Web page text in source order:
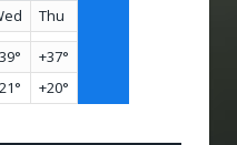
Thu
39° +37°
21° +20°